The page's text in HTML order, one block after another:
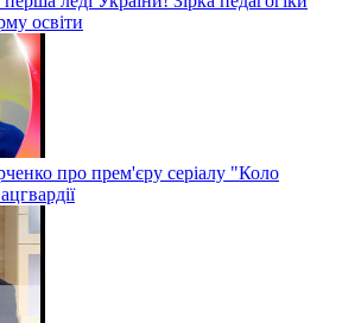
освіти
про прем'єру серіалу "Коло